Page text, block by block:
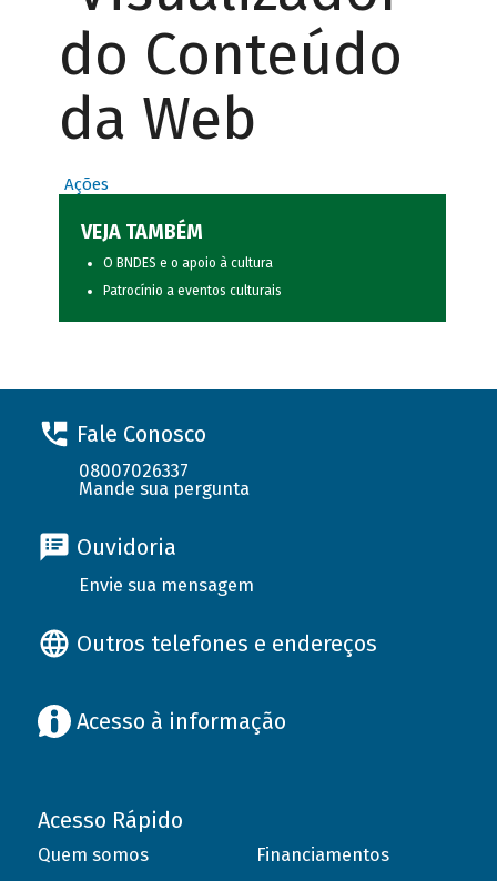
do Conteúdo
da Web
Ações
VEJA TAMBÉM
O BNDES e o apoio à cultura
Patrocínio a eventos culturais
Fale Conosco
08007026337
Mande sua pergunta
Ouvidoria
Envie sua mensagem
Outros telefones e endereços
Acesso à informação
Acesso Rápido
Quem somos
Financiamentos